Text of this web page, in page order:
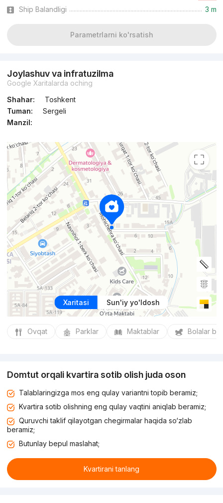
Ship Balandligi 3 m
Parametrlarni ko'rsatish
Joylashuv va infratuzilma
Google Xaritalarda oching
Shahar:
Toshkent
Tuman:
Sergeli
Manzil:
Xaritasi Sun'iy yo'ldosh
Ovqat Parklar Maktablar Bolalar
Domtut orqali kvartira sotib olish juda oson
Talablaringizga mos eng qulay variantni topib beramiz;
Kvartira sotib olishning eng qulay vaqtini aniqlab beramiz;
Quruvchi taklif qilayotgan chegirmalar haqida so‘zlab
beramiz;
Butunlay bepul maslahat;
Kvartirani tanlang